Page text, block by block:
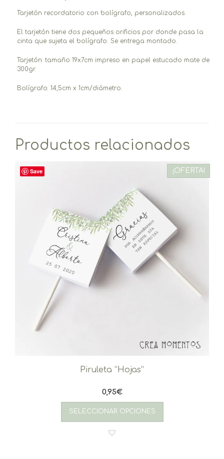
Tarjetón recordatorio con bolígrafo, personalizados.
El tarjetón tiene dos pequeños orificios por donde pasa la
cinta que sujeta el bolígrafo. Se entrega montado.
Tarjetón: tamaño 19x7cm impreso en papel estucado mate de
300gr.
Bolígrafo: 14,5cm x 1cm/diámetro.
Productos relacionados
Save ¡OFERTA!
Piruleta “Hojas”
0,95€
SELECCIONAR OPCIONES